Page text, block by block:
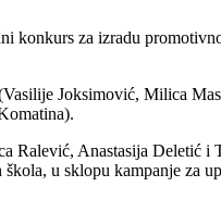
konkurs za izradu
Joksimović, Milica
Ralević, Anastasija Deletić i
u sklopu kampanje za